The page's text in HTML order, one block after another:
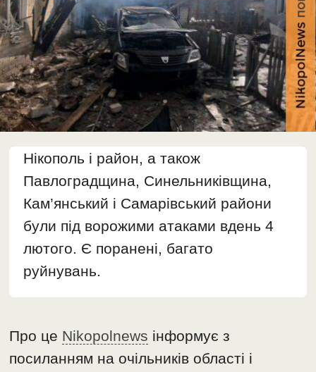
Нікополь і район, а також
Павлоградщина, Синельниківщина,
Кам’янський і Самарівський райони
були під ворожими атаками вдень 4
лютого. Є поранені, багато
руйнувань.
Про це Nikopolnews інформує з
посиланням на очільників області і